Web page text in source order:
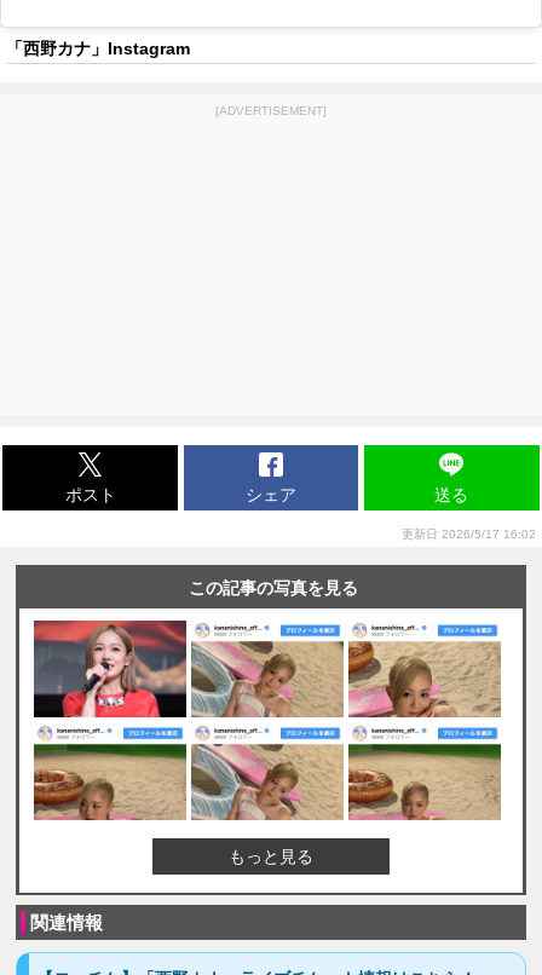
「西野カナ」Instagram
[ADVERTISEMENT]
ポスト シェア 送る
更新日 2026/5/17 16:02
この記事の写真を見る
もっと見る
関連情報